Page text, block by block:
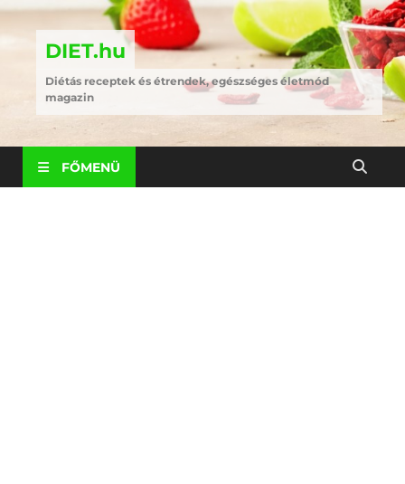
DIET.hu
Diétás receptek és étrendek, egészséges életmód
magazin
FŐMENÜ